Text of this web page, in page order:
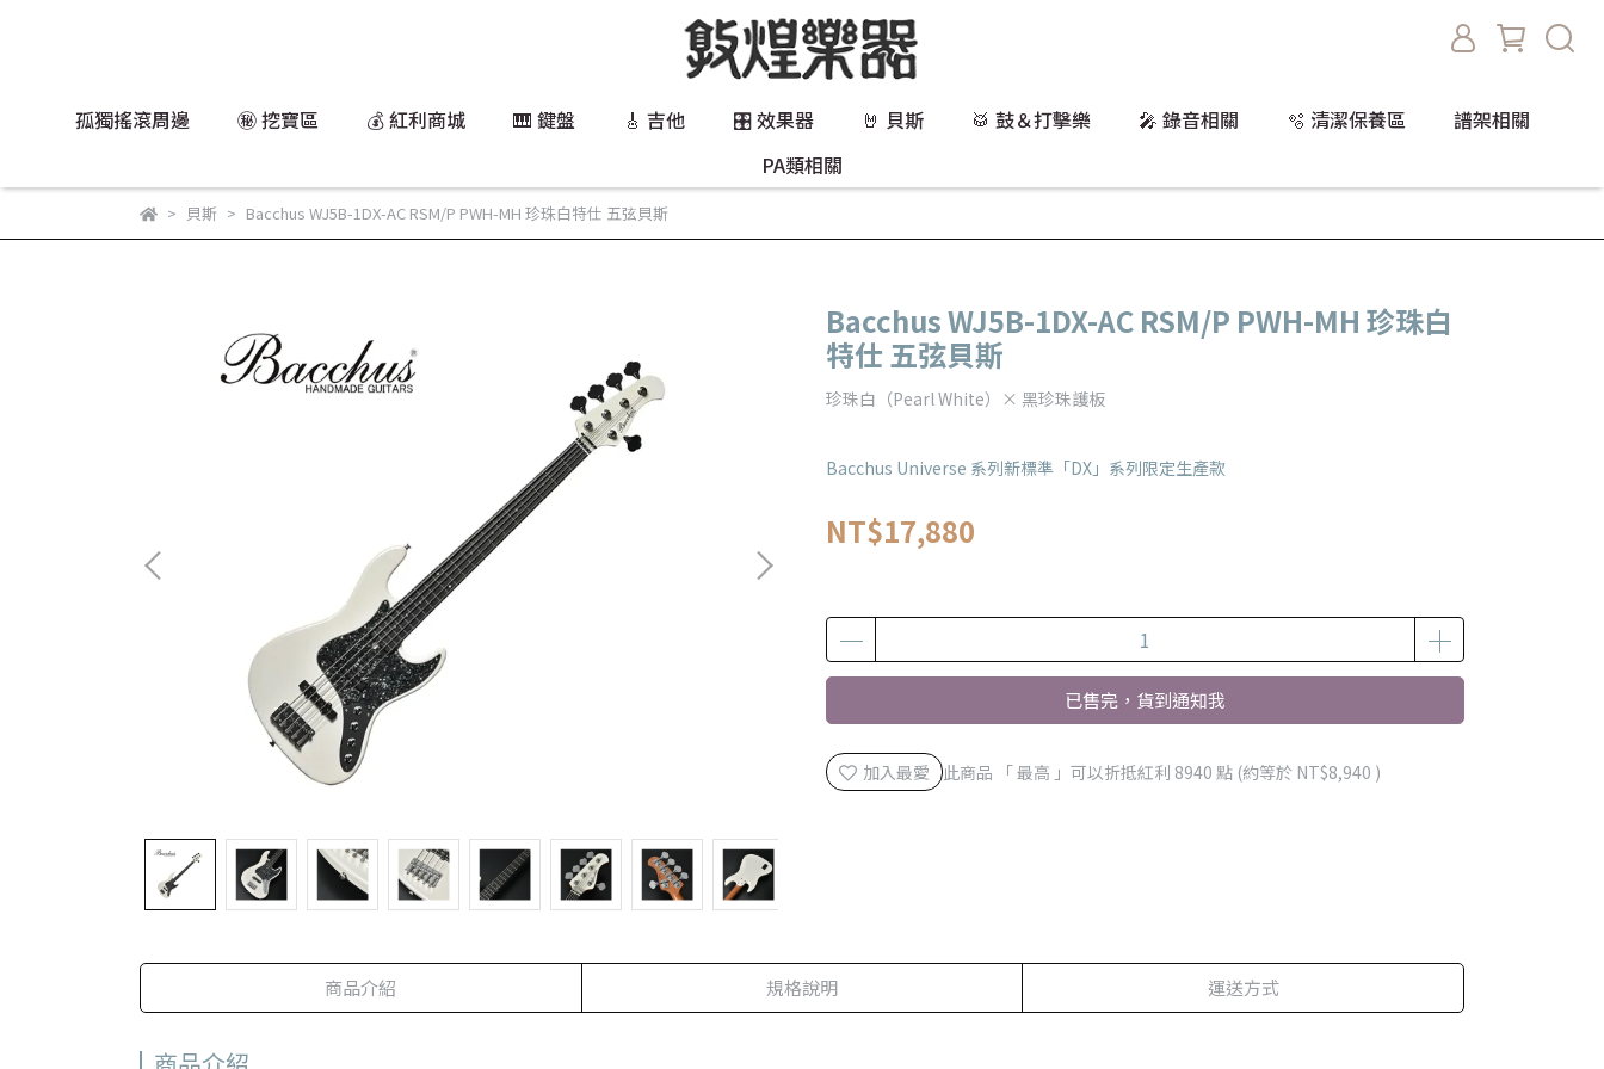
孤獨搖滾周邊 ㊙️ 挖寶區 💰 紅利商城 🎹 鍵盤 🎸 吉他 🎛️ 效果器 🤘 貝斯 🥁 鼓＆打擊樂 🎤 錄音相關 🫧 清潔保養區
譜架相關
PA類相關
貝斯 Bacchus WJ5B-1DX-AC RSM/P PWH-MH 珍珠白特仕 五弦貝斯
Bacchus WJ5B-1DX-AC RSM/P PWH-MH 珍珠白
特仕 五弦貝斯
珍珠白（Pearl White）× 黑珍珠護板
Bacchus Universe 系列新標準「DX」系列限定生產款
NT$17,880
已售完，貨到通知我
加入最愛 此商品 「 最高 」可以折抵紅利 8940 點 (約等於 NT$8,940 )
商品介紹 規格說明 運送方式